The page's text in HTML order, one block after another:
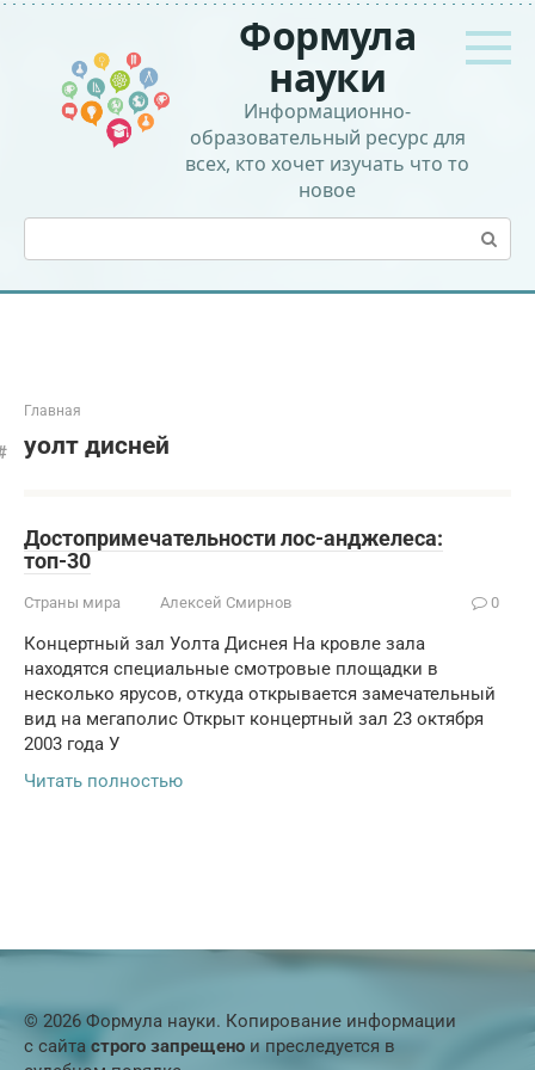
Перейти
контенту
Формула
науки
Информационно-
образовательный ресурс для
всех, кто хочет изучать что то
новое
Поиск:
Главная
уолт дисней
Достопримечательности лос-анджелеса:
топ-30
Страны мира Алексей Смирнов 0
Концертный зал Уолта Диснея На кровле зала
находятся специальные смотровые площадки в
несколько ярусов, откуда открывается замечательный
вид на мегаполис Открыт концертный зал 23 октября
2003 года У
Читать полностью
© 2026 Формула науки. Копирование информации
с сайта строго запрещено и преследуется в